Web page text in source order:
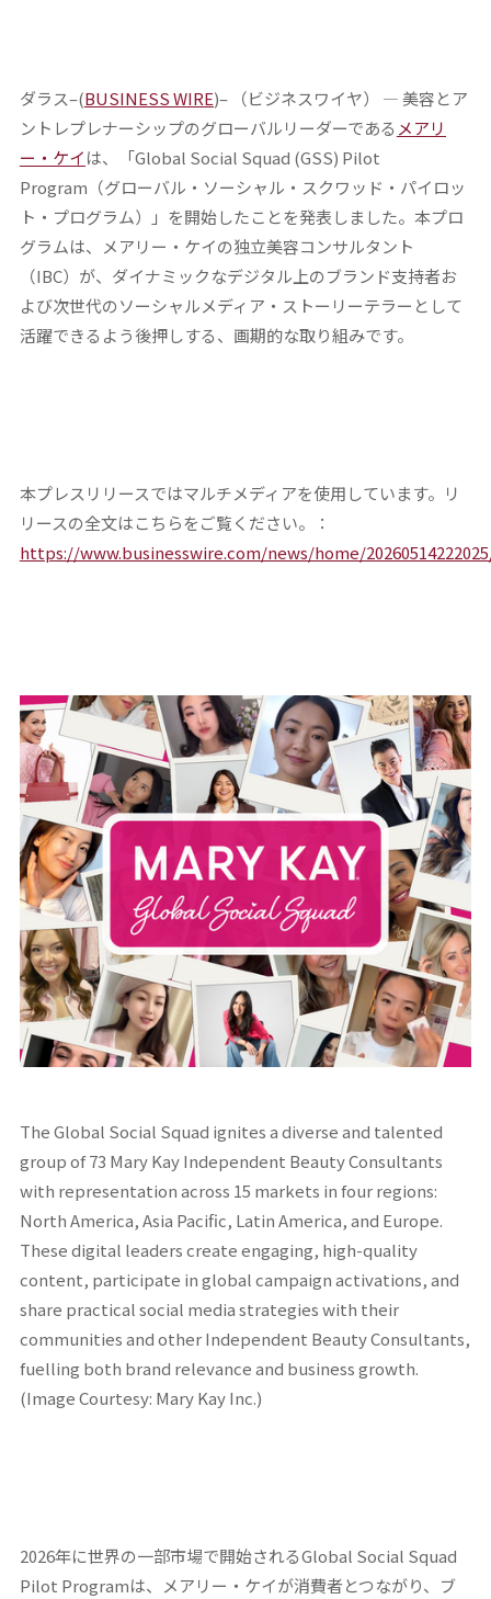
ダラス–(BUSINESS WIRE)– （ビジネスワイヤ） — 美容とア
ントレプレナーシップのグローバルリーダーである メアリ
ー・ケイは、「Global Social Squad (GSS) Pilot
Program （グローバル・ソーシャル・スクワッド・パイロッ
ト・プログラム）
」を開始したことを発表しました。本プロ
グラムは、メアリー・ケイの独立美容コンサルタント
（IBC）が、ダイナミックなデジタル上のブランド支持者お
よび次世代のソーシャルメディア・ストーリーテラーとして
活躍できるよう後押しする、画期的な取り組みです。
本プレスリリースではマルチメディアを使用しています。リ
リースの全文はこちらをご覧ください。：
https://www.businesswire.com/news/home/
The Global Social Squad ignites a diverse and talented
group of 73 Mary Kay Independent Beauty Consultants
with representation across 15 markets in four regions:
North America, Asia Pacific, Latin America, and Europe.
These digital leaders create engaging, high-quality
content, participate in global campaign activations, and
share practical social media strategies with their
communities and other Independent Beauty Consultants,
fuelling both brand relevance and business growth.
(Image Courtesy: Mary Kay Inc.)
2026年に世界の一部市場で開始されるGlobal Social Squad
Pilot Programは、メアリー・ケイが消費者とつながり、ブ